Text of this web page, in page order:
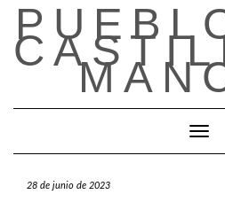
Saltar
contenido
28 de junio de 2023